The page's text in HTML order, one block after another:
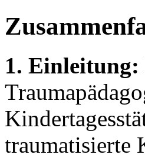
1. Einleitung:
traumatisierte